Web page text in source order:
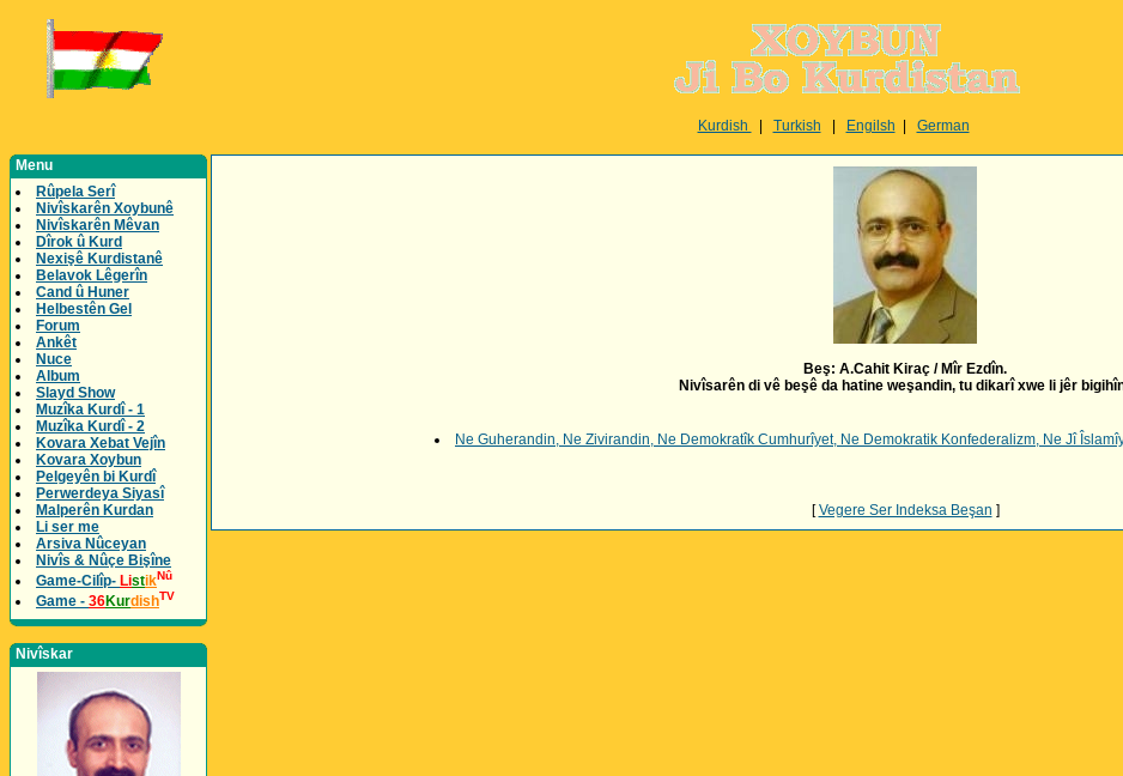
Kurdish Turkish Engilsh German
Menu
Rûpela Serî
Nivîskarên Xoybunê
Nivîskarên Mêvan
Dîrok û Kurd
Nexişê Kurdistanê
Belavok Lêgerîn
Cand û Huner
Helbestên Gel
Forum
Ankêt
Nuce
Album
Slayd Show
Muzîka Kurdî - 1
Muzîka Kurdî - 2
Kovara Xebat Vejîn
Kovara Xoybun
Pelgeyên bi Kurdî
Perwerdeya Siyasî
Malperên Kurdan
Li ser me
Arsiva Nûceyan
Nivîs & Nûçe Bişîne
Game-Cilîp- ListikNû
Game - 36KurdishTV
Nivîskar
Beş: A.Cahit Kiraç / Mîr Ezdîn.
Nivîsarên di vê beşê da hatine weşandin, tu dikarî xwe li jêr
Ne Guherandin, Ne Zivirandin, Ne Demokratîk Cumhurîyet, Ne Demokratik Konfederalizm, Ne Jî
[Vegere Ser Indeksa Beşan ]